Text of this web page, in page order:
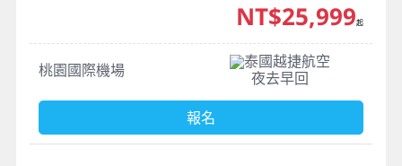
桃園國際機場
泰國越捷航空
夜去早回
NT$25,999起
報名